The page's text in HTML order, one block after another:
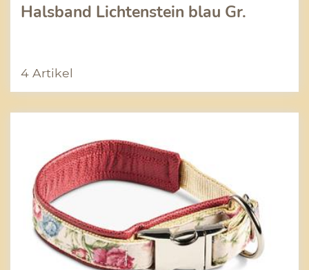
Halsband Lichtenstein blau Gr.
4 Artikel